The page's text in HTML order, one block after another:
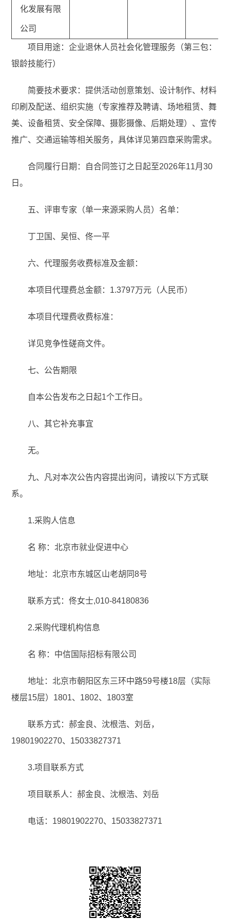
化发展有限
公司
项目用途：企业退休人员社会化管理服务（第三包：
银龄技能行）
简要技术要求：提供活动创意策划、设计制作、材料
印刷及配送、组织实施（专家推荐及聘请、场地租赁、舞
美、设备租赁、安全保障、摄影摄像、后期处理）、宣传
推广、交通运输等相关服务，具体详见第四章采购需求。
合同履行日期：自合同签订之日起至2026年11月30
日。
五、评审专家（单一来源采购人员）名单：
丁卫国、吴恒、佟一平
六、代理服务收费标准及金额：
本项目代理费总金额：1.3797万元（人民币）
本项目代理费收费标准：
详见竞争性磋商文件。
七、公告期限
自本公告发布之日起1个工作日。
八、其它补充事宜
无。
九、凡对本次公告内容提出询问，请按以下方式联
系。
1.采购人信息
名 称：北京市就业促进中心
地址：北京市东城区山老胡同8号
联系方式：佟女士,010-84180836
2.采购代理机构信息
名 称：中信国际招标有限公司
地址：北京市朝阳区东三环中路59号楼18层（实际
楼层15层）1801、1802、1803室
联系方式：郝金良、沈根浩、刘岳，
19801902270、15033827371
3.项目联系方式
项目联系人：郝金良、沈根浩、刘岳
电话：19801902270、15033827371